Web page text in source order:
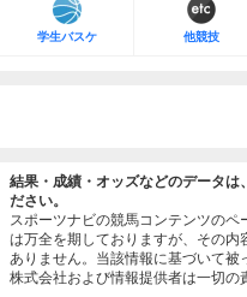
学生バスケ 他競技
結果・成績・オッズなどのデータは
ださい。
スポーツナビの競馬コンテンツの
は万全を期しておりますが、その
ありません。当該情報に基づいて
株式会社および情報提供者は一切の